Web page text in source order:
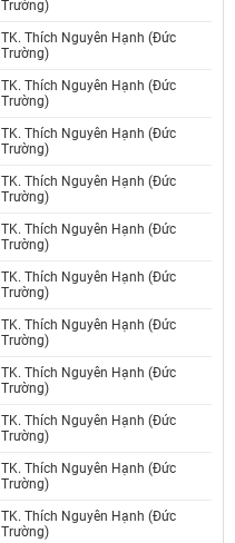
Trường)
TK. Thích Nguyên Hạnh (Đức
Trường)
TK. Thích Nguyên Hạnh (Đức
Trường)
TK. Thích Nguyên Hạnh (Đức
Trường)
TK. Thích Nguyên Hạnh (Đức
Trường)
TK. Thích Nguyên Hạnh (Đức
Trường)
TK. Thích Nguyên Hạnh (Đức
Trường)
TK. Thích Nguyên Hạnh (Đức
Trường)
TK. Thích Nguyên Hạnh (Đức
Trường)
TK. Thích Nguyên Hạnh (Đức
Trường)
TK. Thích Nguyên Hạnh (Đức
Trường)
TK. Thích Nguyên Hạnh (Đức
Trường)